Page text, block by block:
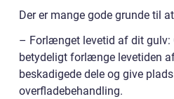
Der er mange gode grunde til
– Forlænget levetid af dit gulv:
betydeligt forlænge levetiden
beskadigede dele og give
overfladebehandling.